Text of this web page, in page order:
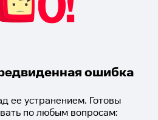
ошибка
ее устранением. Готовы
по любым вопросам: